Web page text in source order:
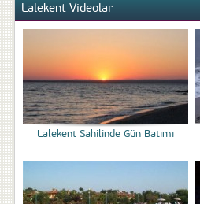
Lalekent Videolar
Lalekent Sahilinde Gün Batımı